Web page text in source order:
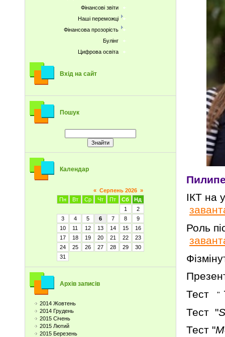
Фінансові звіти
Наші переможці
Фінансова прозорість
Булінг
Цифрова освіта
Вхід на сайт
Пошук
Календар
« Серпень 2026 »
Пн
Вт Ср Чт Пт Сб
Нд
1
2
3
4 5 6 7 8
9
10
11 12 13 14 15
16
17
18 19 20 21 22
23
24
25 26 27 28 29
30
31
Архів записів
2014 Жовтень
2014 Грудень
2015 Січень
2015 Лютий
2015 Березень
ІКТ
Роль
Тест
"
Тест "
Тест "